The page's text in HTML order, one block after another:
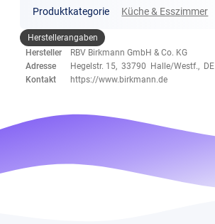
Produktkategorie Küche & Esszimmer
Herstellerangaben
Hersteller
RBV Birkmann GmbH & Co. KG
Adresse
Hegelstr. 15, 33790 Halle/Westf., DE
Kontakt
https://www.birkmann.de